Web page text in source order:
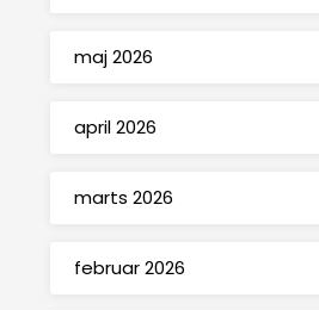
maj 2026
april 2026
marts 2026
februar 2026